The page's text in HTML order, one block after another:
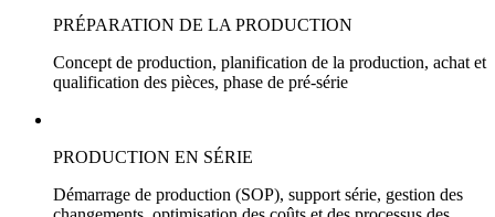
PRÉPARATION DE LA PRODUCTION
Concept de production, planification de la production, achat et
qualification des pièces, phase de pré-série
PRODUCTION EN SÉRIE
Démarrage de production (SOP), support série, gestion des